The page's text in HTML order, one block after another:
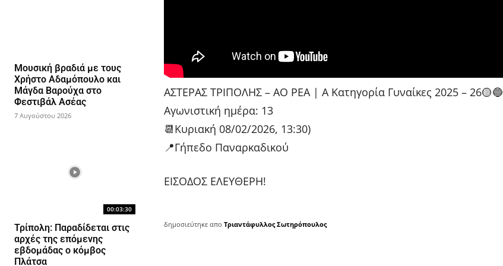
Μουσική βραδιά με τους
Χρήστο Αδαμόπουλο και
Μάγδα Βαρούχα στο
Φεστιβάλ Ασέας
7 Αυγούστου 2026
00:03:30
Τρίπολη: Παραδίδεται στις
αρχές της επόμενης
εβδομάδας ο κόμβος
Πλάτσα
ΑΣΤΕΡΑΣ ΤΡΙΠΟΛΗΣ – ΑΟ ΡΕΑ | Α Κατηγορία Γυναίκες 2025 – 26🟡🔵
Αγωνιστική ημέρα: 13
📆Κυριακή 08/02/2026, 13:30)
📍Γήπεδο Παναρκαδικού
ΕΙΣΟΔΟΣ ΕΛΕΥΘΕΡΗ!
δημοσιεύτηκε απο Τριαντάφυλλος Σωτηρόπουλος